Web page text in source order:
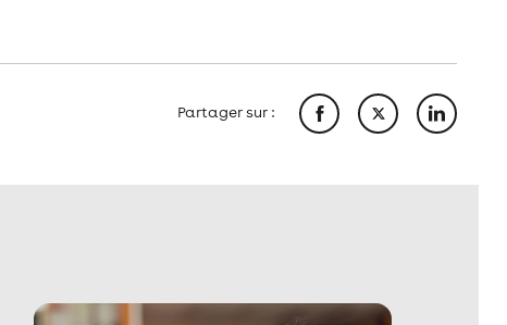
Partager sur :